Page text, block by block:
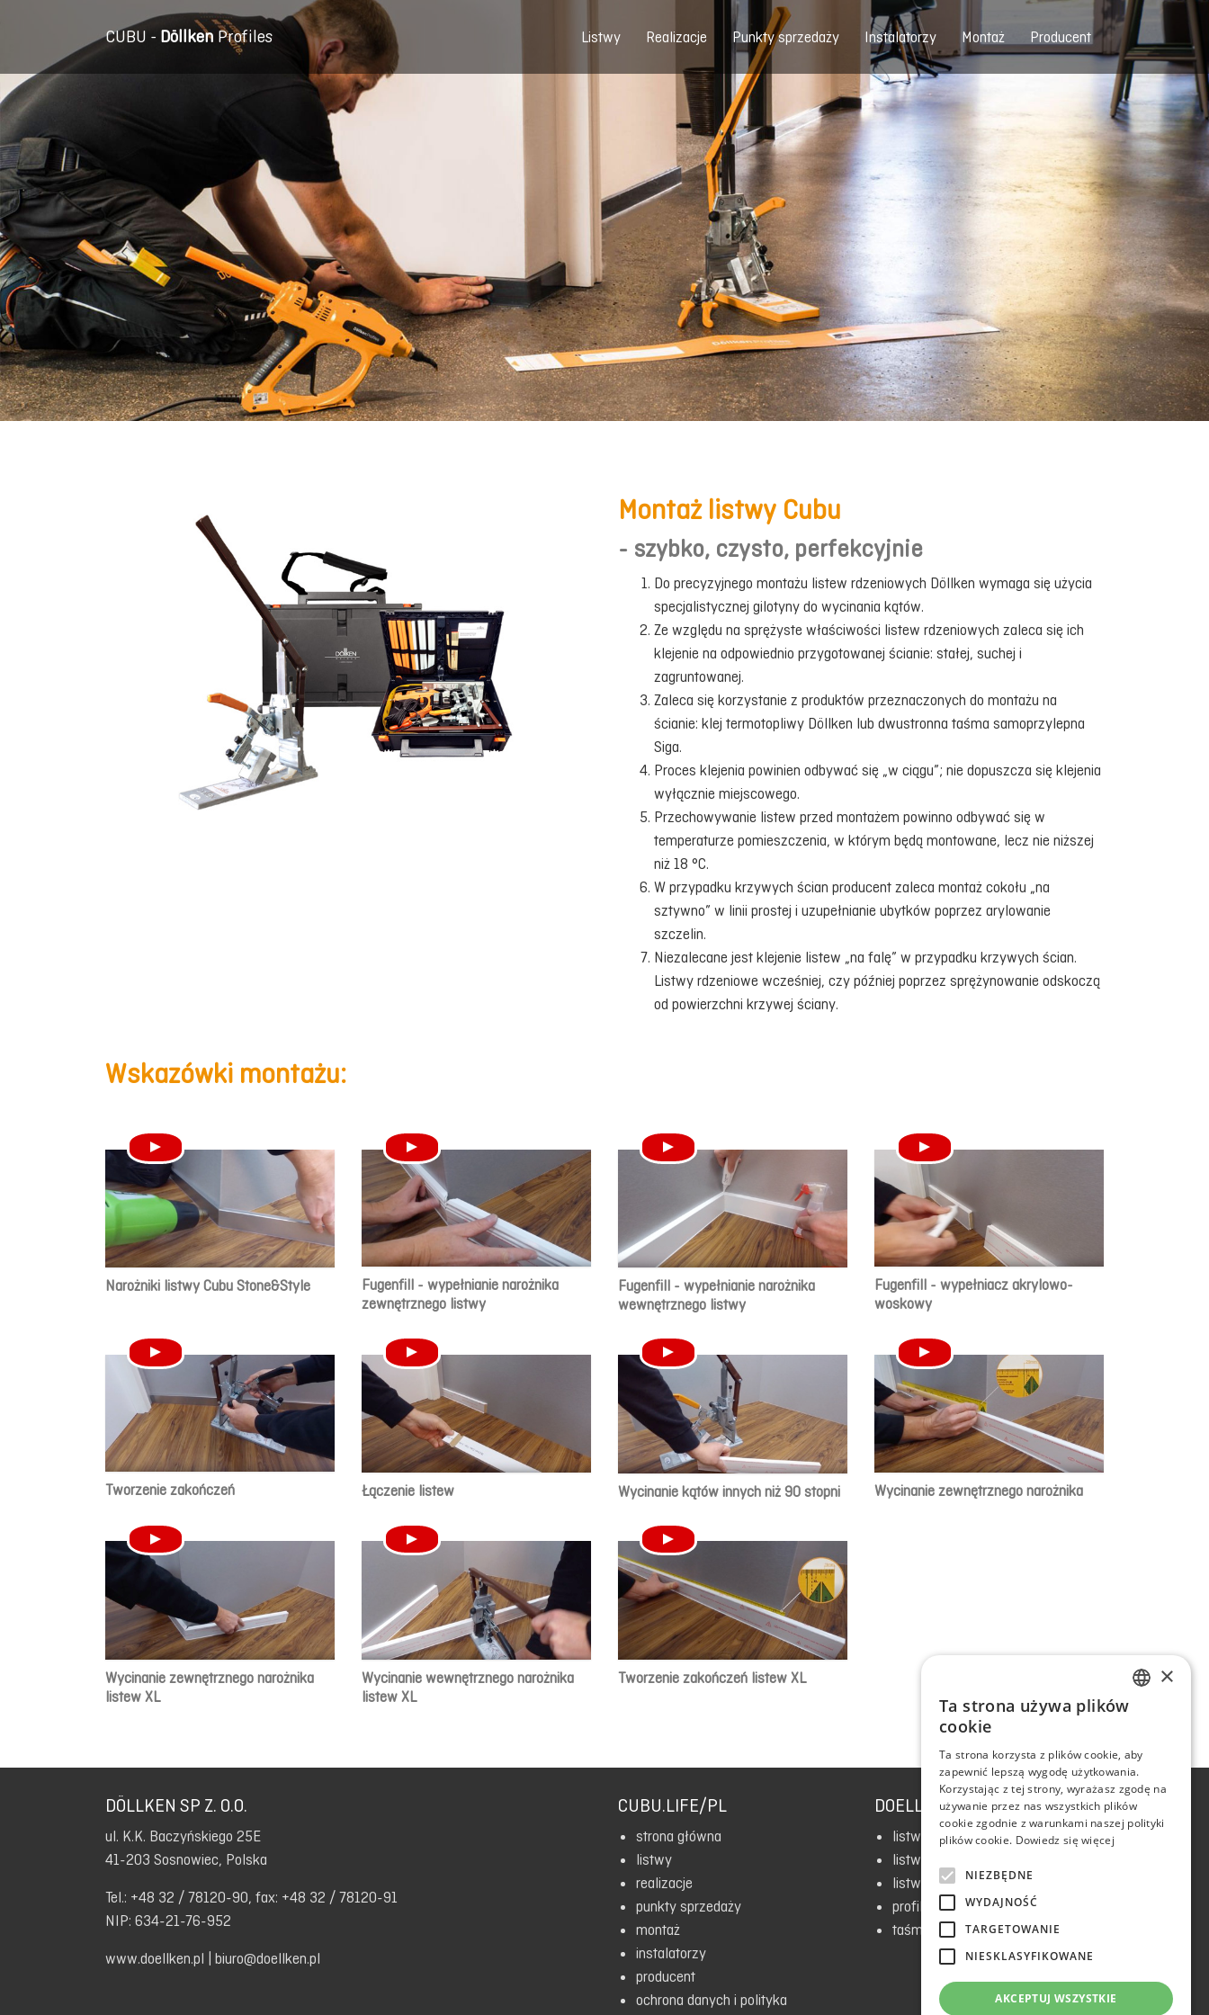
CUBU - Döllken Profiles Listwy Realizacje Punkty sprzedaży Instalatorzy Montaż Producent
Montaż listwy Cubu
- szybko, czysto, perfekcyjnie
Do precyzyjnego montażu listew rdzeniowych Döllken wymaga się użycia
specjalistycznej gilotyny do wycinania kątów.
Ze względu na sprężyste właściwości listew rdzeniowych zaleca się ich
klejenie na odpowiednio przygotowanej ścianie: stałej, suchej i
zagruntowanej.
Zaleca się korzystanie z produktów przeznaczonych do montażu na
ścianie: klej termotopliwy Döllken lub dwustronna taśma samoprzylepna
Siga.
Proces klejenia powinien odbywać się „w ciągu”; nie dopuszcza się klejenia
wyłącznie miejscowego.
Przechowywanie listew przed montażem powinno odbywać się w
temperaturze pomieszczenia, w którym będą montowane, lecz nie niższej
niż 18 °C.
W przypadku krzywych ścian producent zaleca montaż cokołu „na
sztywno” w linii prostej i uzupełnianie ubytków poprzez arylowanie
szczelin.
Niezalecane jest klejenie listew „na falę” w przypadku krzywych ścian.
Listwy rdzeniowe wcześniej, czy później poprzez sprężynowanie odskoczą
od powierzchni krzywej ściany.
Wskazówki montażu:
Narożniki listwy Cubu Stone&Style
Fugenfill - wypełnianie narożnika
zewnętrznego listwy
Fugenfill - wypełnianie narożnika
wewnętrznego listwy
Fugenfill - wypełniacz akrylowo-
woskowy
Tworzenie zakończeń Łączenie listew Wycinanie kątów innych niż 90 stopni Wycinanie zewnętrznego narożnika
Wycinanie zewnętrznego narożnika
listew XL
Wycinanie wewnętrznego narożnika
listew XL
Tworzenie zakończeń listew XL
DÖLLKEN SP Z. O.O.
ul. K.K. Baczyńskiego 25E
41-203 Sosnowiec, Polska
Tel.: +48 32 / 78120-90, fax: +48 32 / 78120-91
NIP: 634-21-76-952
www.doellken.pl biuro@doellken.pl
CUBU.LIFE/PL
strona główna
listwy
realizacje
punkty sprzedaży
montaż
instalatorzy
producent
ochrona danych i polityka
DOELLKEN.PL
listwy rdzeniowe HDF
listwy systemowe
listwy elastyczne i dywanowe
profile aluminiowe
taśmy LED
ENGLISH
POLISH
CZECH
ESTONIAN
LATVIAN
×
Ta strona używa plików
cookie
Ta strona korzysta z plików cookie, aby
zapewnić lepszą wygodę użytkowania.
Korzystając z tej strony, wyrażasz zgodę na
używanie przez nas wszystkich plików
cookie zgodnie z warunkami naszej polityki
plików cookie. Dowiedz się więcej
NIEZBĘDNE
WYDAJNOŚĆ
TARGETOWANIE
NIESKLASYFIKOWANE
AKCEPTUJ WSZYSTKIE